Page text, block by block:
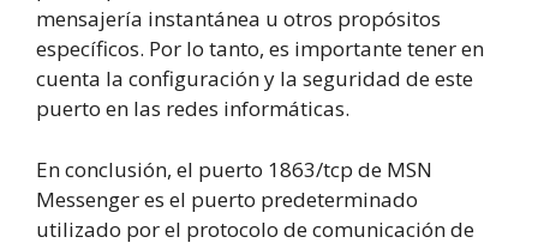
mensajería instantánea u otros propósitos
específicos. Por lo tanto, es importante tener en
cuenta la configuración y la seguridad de este
puerto en las redes informáticas.
En conclusión, el puerto 1863/tcp de MSN
Messenger es el puerto predeterminado
utilizado por el protocolo de comunicación de